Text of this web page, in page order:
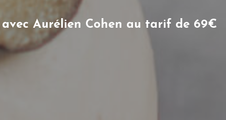
avec Aurélien Cohen au tarif de 69€